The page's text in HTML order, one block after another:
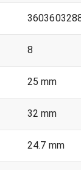
8
25 mm
32 mm
24.7 mm